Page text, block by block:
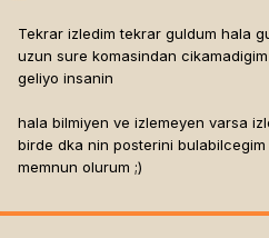
Tekrar izledim tekrar guldum hala
uzun sure komasindan
geliyo insanin
hala bilmiyen ve izlemeyen varsa
birde dka nin posterini
memnun olurum ;)